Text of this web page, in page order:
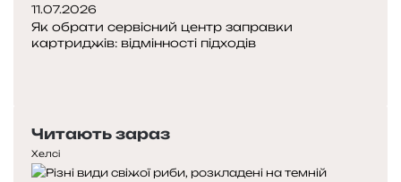
11.07.2026
Як обрати сервісний центр заправки
картриджів: відмінності підходів
Читають зараз
Хелсі